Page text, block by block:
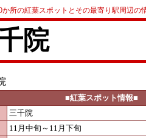
か所の紅葉スポットとその最寄り駅周辺の
院
■紅葉スポット情報■
三千院
11月中旬～11月下旬